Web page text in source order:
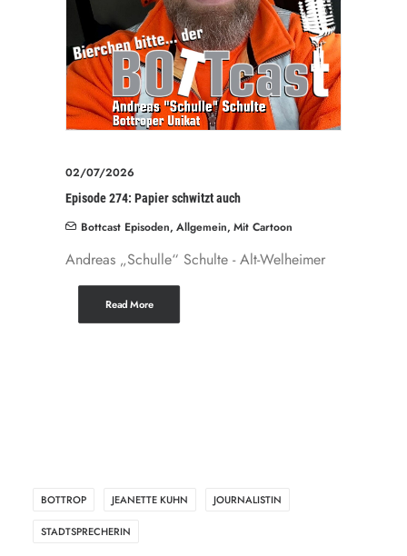
02/07/2026
Episode 274: Papier schwitzt auch
Bottcast Episoden, Allgemein, Mit Cartoon
Andreas „Schulle“ Schulte - Alt-Welheimer
Read More
BOTTROP JEANETTE KUHN JOURNALISTIN
STADTSPRECHERIN